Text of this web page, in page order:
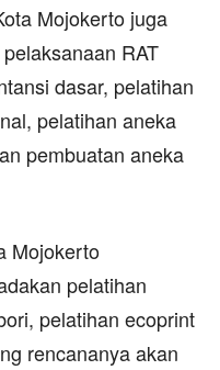
Mojokerto juga
RAT
dasar, pelatihan
pelatihan aneka
pembuatan aneka
Mojokerto
pelatihan
pelatihan ecoprint
rencananya akan